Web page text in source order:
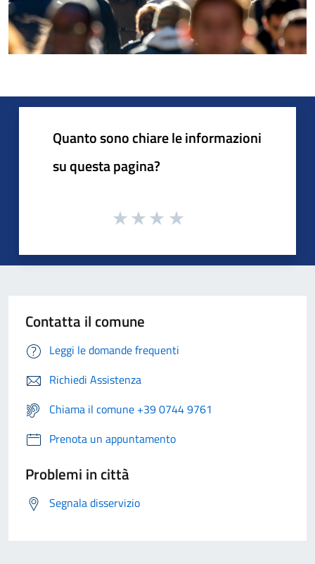
Quanto sono chiare le informazioni
su questa pagina?
Contatta il comune
Leggi le domande frequenti
Richiedi Assistenza
Chiama il comune +39 0744 9761
Prenota un appuntamento
Problemi in città
Segnala disservizio